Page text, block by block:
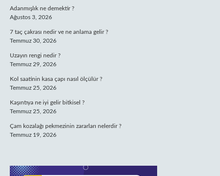
Adanmışlık ne demektir ?
Ağustos 3, 2026
7 taç çakrası nedir ve ne anlama gelir ?
Temmuz 30, 2026
Uzayın rengi nedir ?
Temmuz 29, 2026
Kol saatinin kasa çapı nasıl ölçülür ?
Temmuz 25, 2026
Kaşıntıya ne iyi gelir bitkisel ?
Temmuz 25, 2026
Çam kozalağı pekmezinin zararları nelerdir ?
Temmuz 19, 2026